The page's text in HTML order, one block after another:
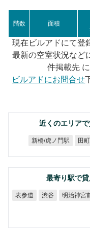
階数 面積
現在ビルアドにて登
最新の空室状況など
件掲載先
ビルアドにお問合せ
近くのエリア
新橋/虎ノ門駅 田
最寄り駅で
表参道 渋谷 明治神宮